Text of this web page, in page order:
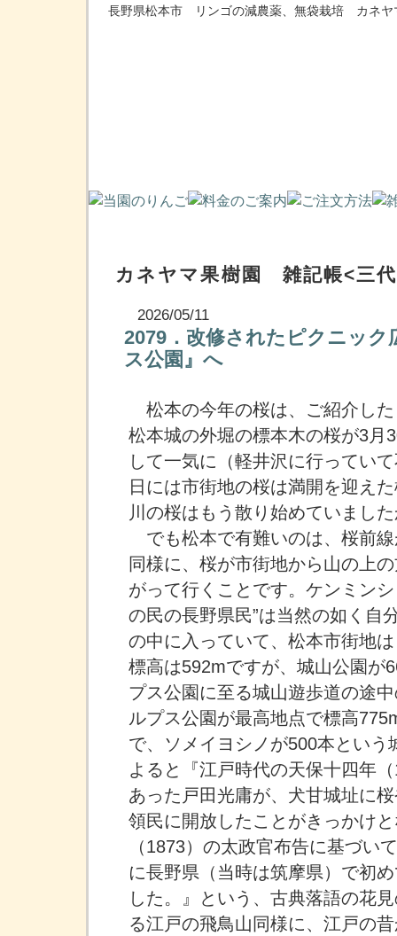
長野県松本市 リンゴの減農薬、無袋栽培 カネヤ
カネヤマ果樹園 雑記帳<三
2026/05/11
2079．改修されたピクニック
ス公園』へ
松本の今年の桜は、ご紹介し
松本城の外堀の標本木の桜が3月
して一気に（軽井沢に行ってい
日には市街地の桜は満開を迎え
川の桜はもう散り始めていまし
でも松本で有難いのは、桜前
同様に、桜が市街地から山の上
がって行くことです。ケンミン
の民の長野県民”は当然の如く自
の中に入っていて、松本市街地
標高は592mですが、城山公園が
プス公園に至る城山遊歩道の途
ルプス公園が最高地点で標高
で、ソメイヨシノが500本という
よると『江戸時代の天保十四年
あった戸田光庸が、犬甘城址に
領民に開放したことがきっかけ
（1873）の太政官布告に基づい
に長野県（当時は筑摩県）で初
した。』という、古典落語の花
る江戸の飛鳥山同様に、江戸の